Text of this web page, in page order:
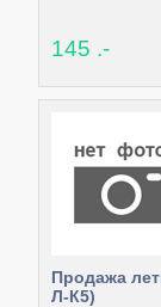
145 .-
Продажа
Л-К5)